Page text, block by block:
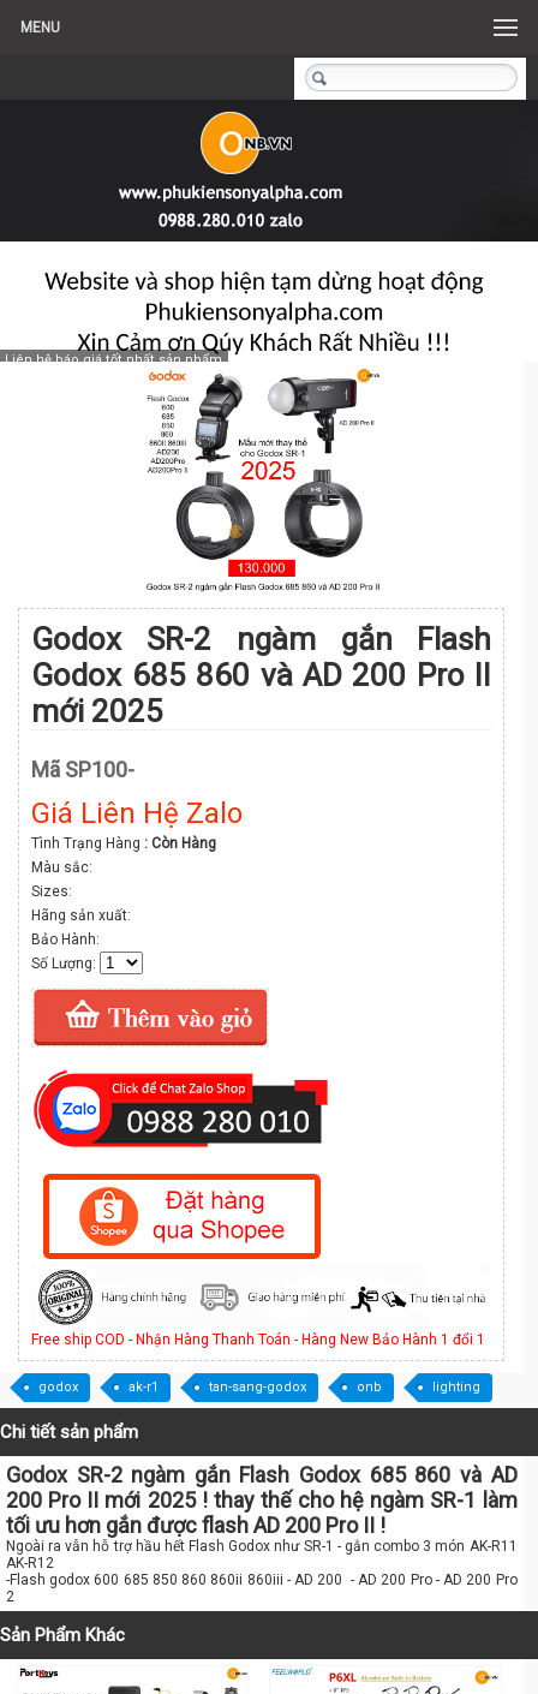
MENU
Liên hệ báo giá tốt nhất sản phẩm
Godox SR-2 ngàm gắn Flash
Godox 685 860 và AD 200 Pro II
mới 2025
Mã SP100-
Giá Liên Hệ Zalo
Tình Trạng Hàng : Còn Hàng
Màu sắc:
Sizes:
Hãng sản xuất:
Bảo Hành:
Số Lượng:
Free ship COD - Nhận Hàng Thanh Toán - Hàng New Bảo Hành 1 đổi 1
godox ak-r1 tan-sang-godox onb lighting
Chi tiết sản phẩm
Godox SR-2 ngàm gắn Flash Godox 685 860 và AD
200 Pro II mới 2025 ! thay thế cho hệ ngàm SR-1 làm
tối ưu hơn gắn được flash AD 200 Pro II !
Ngoài ra vẫn hỗ trợ hầu hết Flash Godox như SR-1 - gắn combo 3 món AK-R11
AK-R12
-Flash godox 600 685 850 860 860ii 860iii - AD 200 - AD 200 Pro - AD 200 Pro
2
Sản Phẩm Khác